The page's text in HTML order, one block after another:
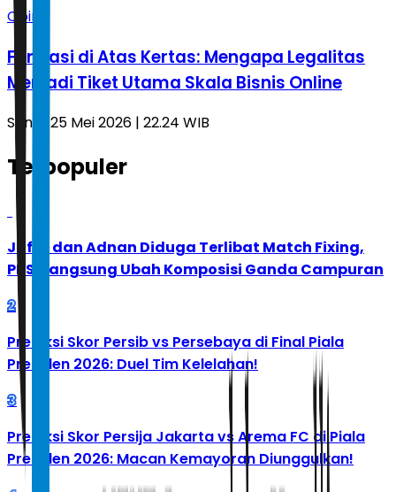
Opini
Fondasi di Atas Kertas: Mengapa Legalitas
Menjadi Tiket Utama Skala Bisnis Online
Senin, 25 Mei 2026 | 22.24 WIB
Terpopuler
Jafar dan Adnan Diduga Terlibat Match Fixing,
PBSI Langsung Ubah Komposisi Ganda Campuran
2
Prediksi Skor Persib vs Persebaya di Final Piala
Presiden 2026: Duel Tim Kelelahan!
3
Prediksi Skor Persija Jakarta vs Arema FC di Piala
Presiden 2026: Macan Kemayoran Diunggulkan!